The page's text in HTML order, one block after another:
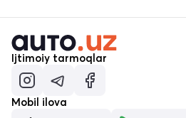
Ijtimoiy tarmoqlar
Mobil ilova